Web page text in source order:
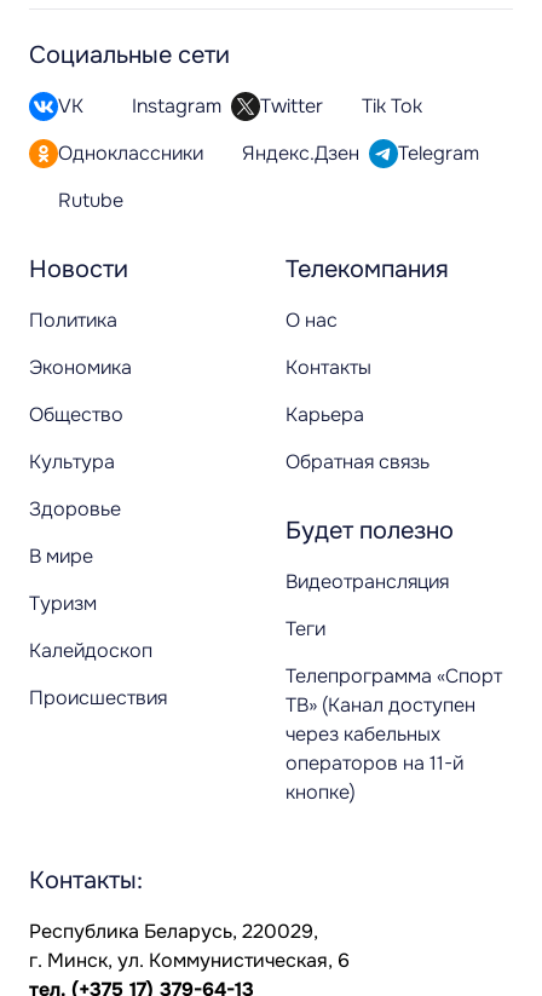
Новости
Политика
Экономика
Общество
Культура
Здоровье
В мире
Туризм
Калейдоскоп
Происшествия
Телекомпания
О нас
Контакты
Карьера
Обратная связь
Будет полезно
Видеотрансляция
Теги
Телепрограмма «Спорт
ТВ» (Канал доступен
через кабельных
операторов на 11-й
кнопке)
Социальные сети
VK Instagram Twitter
Tik Tok
Одноклассники
Яндекс.Дзен
Telegram
Rutube
Контакты:
Республика Беларусь, 220029,
г. Минск, ул. Коммунистическая, 6
тел. (+375 17) 379-64-13